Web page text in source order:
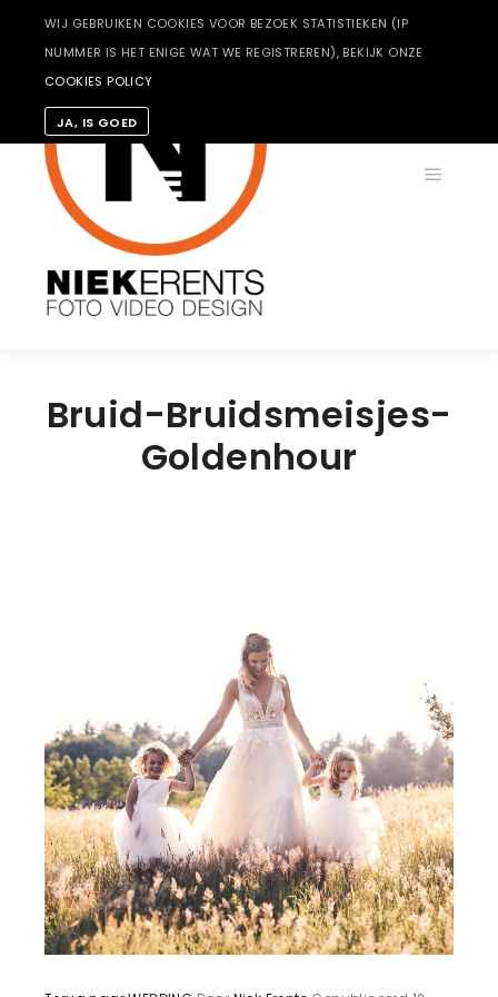
Bruid-Bruidsmeisjes-
Goldenhour
WIJ GEBRUIKEN COOKIES VOOR BEZOEK STATISTIEKEN (IP
NUMMER IS HET ENIGE WAT WE REGISTREREN), BEKIJK ONZE
COOKIES POLICY
JA, IS GOED